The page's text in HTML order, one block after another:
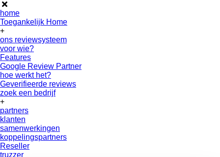
home
Toegankelijk Home
+
ons reviewsysteem
voor wie?
Features
Google Review Partner
hoe werkt het?
Geverifieerde reviews
zoek een bedrijf
+
partners
klanten
samenwerkingen
koppelingspartners
Reseller
truzzer